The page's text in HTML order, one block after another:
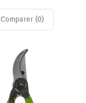
Comparer (0)‎